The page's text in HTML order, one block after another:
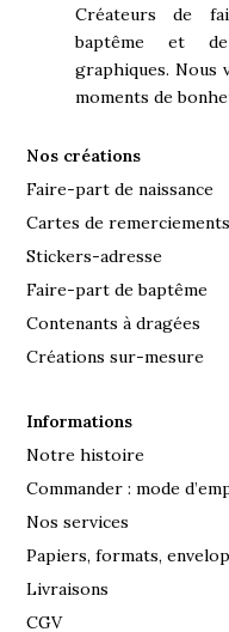
Créateurs de
baptême et
graphiques. Nous
moments de
Nos créations
Faire-part de naissance
Cartes de remerciements
Stickers-adresse
Faire-part de baptême
Contenants à dragées
Créations sur-mesure
Informations
Notre histoire
Commander : mode
Nos services
Papiers, formats,
Livraisons
CGV